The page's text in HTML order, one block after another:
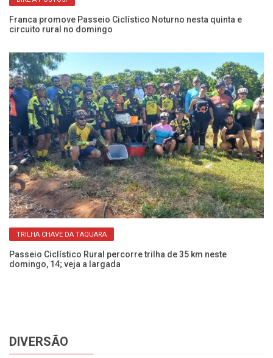
Franca promove Passeio Ciclístico Noturno nesta quinta e
circuito rural no domingo
TRILHA CHAVE DA TAQUARA
Passeio Ciclístico Rural percorre trilha de 35 km neste
domingo, 14; veja a largada
DIVERSÃO